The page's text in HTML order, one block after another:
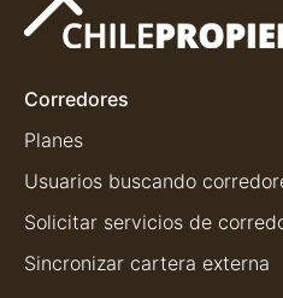
Corredores
Planes
Usuarios buscando
Solicitar servicios de
Sincronizar cartera externa